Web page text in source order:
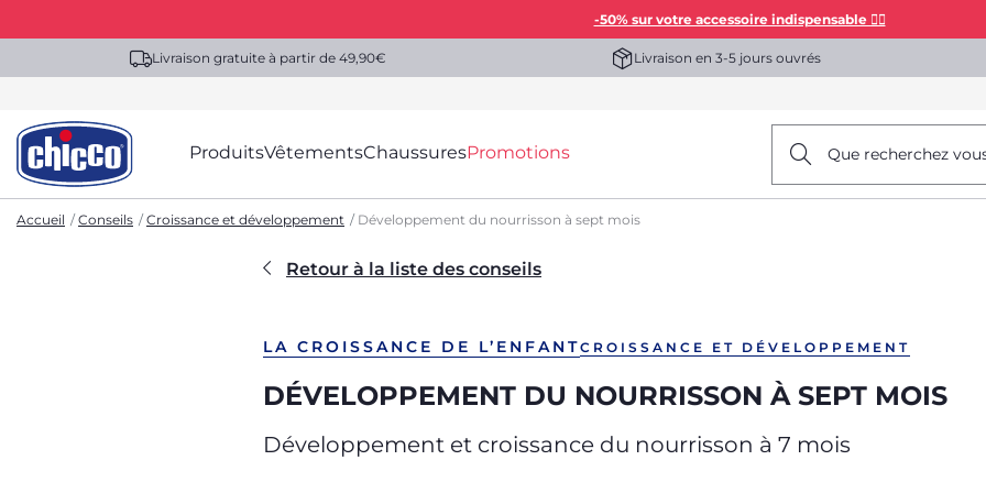
-50% sur votre accessoire indispensable 👯‍♀️
Livraison gratuite à partir de 49,90€ Livraison en 3-5 jours ouvrés
ProduitsVêtementsChaussuresPromotions Que recherchez
Accueil Conseils Croissance et développement Développement du nourrisson à sept mois
Retour à la liste des conseils
LA CROISSANCE DE L’ENFANTCROISSANCE ET DÉVELOPPEMENT
DÉVELOPPEMENT DU NOURRISSON À SEPT MOIS
Développement et croissance du nourrisson à 7 mois